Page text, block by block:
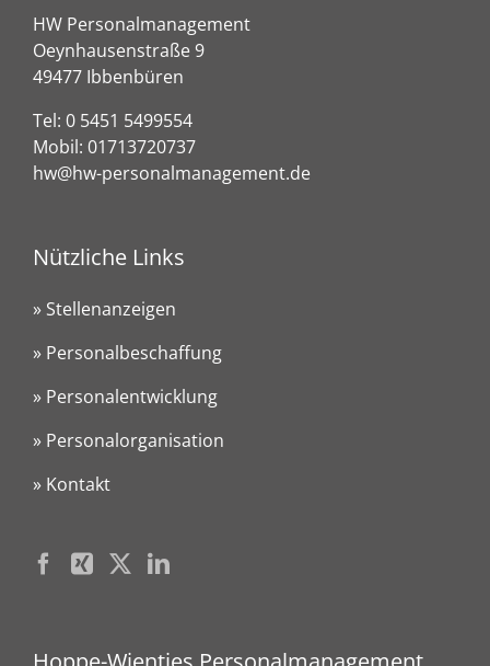
HW Personalmanagement
Oeynhausenstraße 9
49477 Ibbenbüren
Tel: 0 5451 5499554
Mobil: 01713720737
hw@hw-personalmanagement.de
Nützliche Links
» Stellenanzeigen
» Personalbeschaffung
» Personalentwicklung
» Personalorganisation
» Kontakt